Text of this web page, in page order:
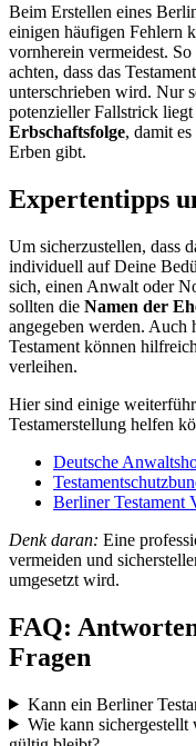
Beim Erstellen eines
einigen häufigen Fehlern
vornherein vermeidest.
achten, dass das Testament
unterschrieben wird. Nur
potenzieller Fallstrick
Erbschaftsfolge, damit
Erben gibt.
Expertentipps
Um sicherzustellen, dass
individuell auf Deine
sich, einen Anwalt oder
sollten die Namen der
angegeben werden. Auch
Testament können
verleihen.
Hier sind einige
Testamerstellung helfen
Deutsche
Berliner Testament
Denk daran: Eine
vermeiden und
umgesetzt wird.
FAQ:
Fragen
Kann ein Berliner
Wie kann sichergestellt